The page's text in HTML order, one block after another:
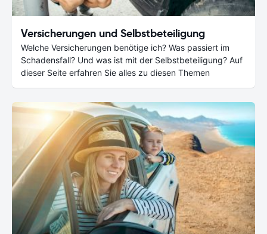
Versicherungen und Selbstbeteiligung
Welche Versicherungen benötige ich? Was passiert im
Schadensfall? Und was ist mit der Selbstbeteiligung? Auf
dieser Seite erfahren Sie alles zu diesen Themen